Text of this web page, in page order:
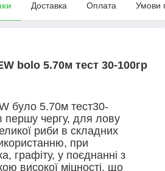
Доставка Оплата Умови
bolo 5.70м тест 30-100гр
було 5.70м тест30-
першу чергу, для лову
риби в складних
при
графіту, у поєднанні з
високої міцності, що